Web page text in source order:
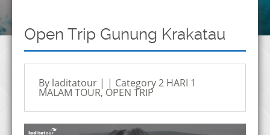
Open Trip Gunung Krakatau
By laditatour | | Category2 HARI 1
MALAM TOUR, OPEN TRIP